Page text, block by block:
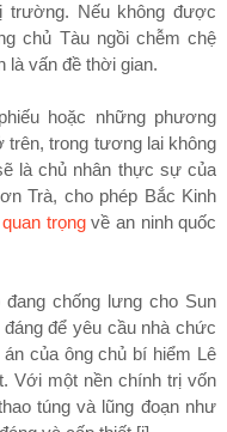
Nếu không được
chủ Tàu ngồi chễm chệ
là vấn đề thời gian.
hoặc những phương
trong tương lai không
là chủ nhân thực sự của
Trà, cho phép Bắc Kinh
trọngvề an ninh quốc
chống lưng cho Sun
để yêu cầu nhà chức
của ông chủ bí hiểm Lê
Với một nền chính trị vốn
túng và lũng đoạn như